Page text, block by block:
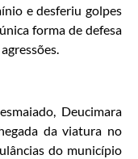
e desferiu golpes
forma de defesa
Deucimara
da viatura no
do município